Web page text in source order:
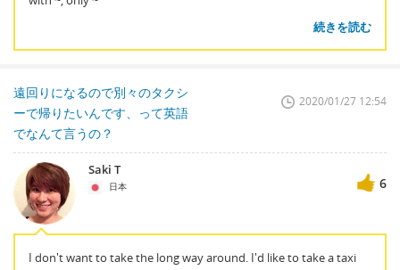
続きを読む
遠回りになるので別々のタクシ
ーで帰りたいんです、って英語
でなんて言うの？
2020/01/27 12:54
Saki T
日本 6
I don't want to take the long way around. I'd like to take a taxi